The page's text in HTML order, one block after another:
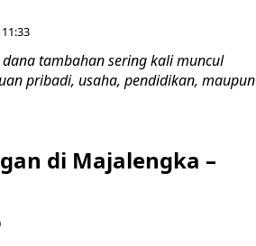
dana tambahan sering kali muncul
pribadi, usaha, pendidikan, maupun
di Majalengka –